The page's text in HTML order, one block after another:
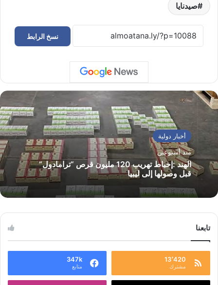
صيدنايا
نسخ الرابط
أخبار دولية
منذ أسبوعين
الهند :إحباط تهريب 120 مليون قرص “ترامادول”
قبل وصولها إلى ليبيا
تابعنا
13٬420
مشترك
347k
متابع